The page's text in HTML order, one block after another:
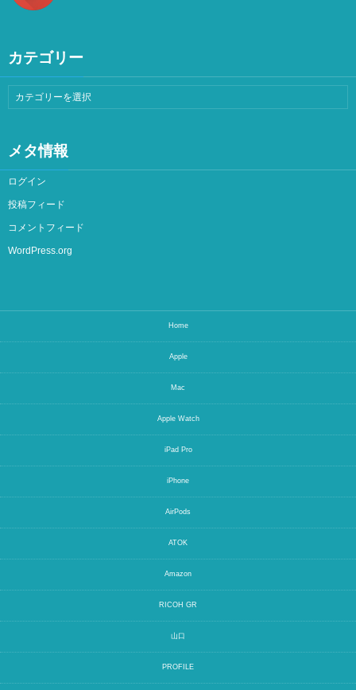
カテゴリー
メタ情報
ログイン
投稿フィード
コメントフィード
WordPress.org
Home
Apple
Mac
Apple Watch
iPad Pro
iPhone
AirPods
ATOK
Amazon
RICOH GR
山口
PROFILE